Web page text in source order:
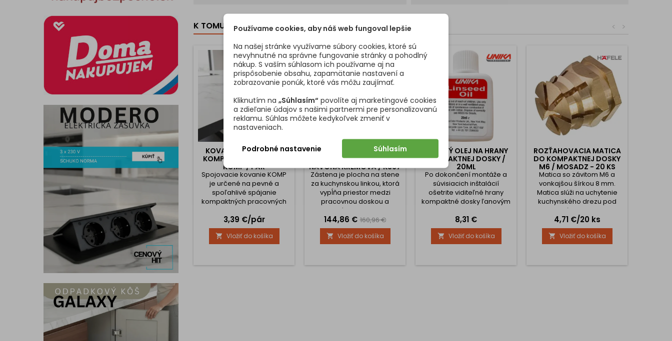
K TOMUTO PRODUKTU ODPORÚČAME >
<
KOVANIE NA SPÁJANIE
KOMPAKTNÝCH DOSIEK
KOMP / PÁR
Spojovacie kovanie KOMP
je určené na pevné a
spoľahlivé spájanie
kompaktných pracovných
Predstavuje efektívne
riešenie pre profesionálnu
montáž, kde je kladený
dôraz na vysokú pevnosť
zarovnanie materiálu.
Cena
3,39 €/pár
 Vložiť do košíka
Zľava -10%
ZÁSTENA K PRACOVNEJ
DOSKE KRONOSPAN
NAVONA KRÉMOVÁ / K367
Zástena je plocha na stene
za kuchynskou linkou, ktorá
vypĺňa priestor medzi
pracovnou doskou a
hornými skrinkami
upevnenými na stene. Je
vhodným doplnkom k
pracovnej doske, bežne sú
z rovnakého materiálu (čo
odolné voči mechanickému
Cena
144,86 € Základná
cena
160,96 €
 Vložiť do košíka
ĽANOVÝ OLEJ NA HRANY
KOMPAKTNEJ DOSKY /
20ML
Po dokončení montáže a
súvisiacich inštalácií
ošetrite viditeľné hrany
kompaktné dosky ľanovým
hranu v tenkej vrstve
mäkkou tkaninou alebo
špongiou. Následne utrite
do sucha a vyleštite. Po
hrana lesk zvýrazňujúci
Cena
8,31 €
 Vložiť do košíka
ROZŤAHOVACIA MATICA
DO KOMPAKTNEJ DOSKY
M6 / MOSADZ - 20 KS
Matica so závitom M6 a
vonkajšou šírkou 8 mm.
Matica slúži na uchytenie
kuchynského drezu pod
kompaktnú dosku alebo na
uchytenie konštrukcie stola.
Po osadení a naskrutkovaní
šróbu sa matica roztiahne
čím zabezpečí pevný spoj.
20 ks
Cena
4,71 €/20 ks
 Vložiť do košíka
Používame cookies, aby náš web fungoval lepšie
Na našej stránke využívame súbory cookies, ktoré sú
nevyhnutné na správne fungovanie stránky a pohodlný
nákup. S vaším súhlasom ich používame aj na
prispôsobenie obsahu, zapamätanie nastavení a
zobrazovanie ponúk, ktoré vás môžu zaujímať.
Kliknutím na „Súhlasím“ povolíte aj marketingové cookies
a zdieľanie údajov s našimi partnermi pre personalizovanú
reklamu. Súhlas môžete kedykoľvek zmeniť v
nastaveniach.
Podrobné nastavenie Súhlasím